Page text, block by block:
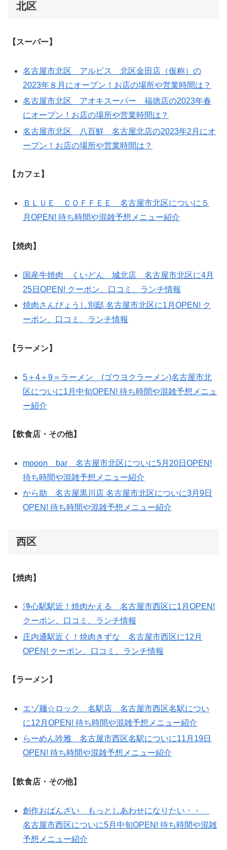
北区
【スーパー】
名古屋市北区 アルビス 北区金田店（仮称）の
2023年８月にオープン！お店の場所や営業時間は？
名古屋市北区 アオキスーパー 福徳店の2023年春
にオープン！お店の場所や営業時間は？
名古屋市北区 八百鮮 名古屋北店の2023年2月にオ
ープン！お店の場所や営業時間は？
【カフェ】
ＢＬＵＥ ＣＯＦＦＥＥ 名古屋市北区についに５
月OPEN! 待ち時間や混雑予想メニュー紹介
【焼肉】
国産牛焼肉 くいどん 城北店 名古屋市北区に4月
25日OPEN! クーポン、口コミ、ランチ情報
焼肉さんびょうし別邸 名古屋市北区に1月OPEN! ク
ーポン、口コミ、ランチ情報
【ラーメン】
5＋4＋9＝ラーメン (ゴウヨクラーメン)名古屋市北
区についに1月中旬OPEN! 待ち時間や混雑予想メニュ
ー紹介
【飲食店・その他】
mooon bar 名古屋市北区についに5月20日OPEN!
待ち時間や混雑予想メニュー紹介
から助 名古屋黒川店 名古屋市北区についに3月9日
OPEN! 待ち時間や混雑予想メニュー紹介
西区
【焼肉】
浄心駅駅近！焼肉かえる 名古屋市西区に1月OPEN!
クーポン、口コミ、ランチ情報
庄内通駅近く！焼肉きずな 名古屋市西区に12月
OPEN! クーポン、口コミ、ランチ情報
【ラーメン】
エゾ麺☆ロック 名駅店 名古屋市西区名駅につい
に12月OPEN! 待ち時間や混雑予想メニュー紹介
らーめん吟雅 名古屋市西区名駅についに11月19日
OPEN! 待ち時間や混雑予想メニュー紹介
【飲食店・その他】
創作おばんざい もっとしあわせになりたい・・
名古屋市西区についに5月中旬OPEN! 待ち時間や混雑
予想メニュー紹介